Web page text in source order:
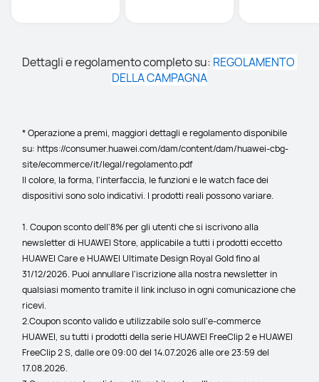
Dettagli e regolamento completo su: REGOLAMENTO
DELLA CAMPAGNA
* Operazione a premi, maggiori dettagli e regolamento disponibile
su: https://consumer.huawei.com/dam/content/dam/huawei-cbg-
site/ecommerce/it/legal/regolamento.pdf
Il colore, la forma, l'interfaccia, le funzioni e le watch face dei
dispositivi sono solo indicativi. I prodotti reali possono variare.
1. Coupon sconto dell'8% per gli utenti che si iscrivono alla
newsletter di HUAWEI Store, applicabile a tutti i prodotti eccetto
HUAWEI Care e HUAWEI Ultimate Design Royal Gold fino al
31/12/2026. Puoi annullare l'iscrizione alla nostra newsletter in
qualsiasi momento tramite il link incluso in ogni comunicazione che
ricevi.
2.Coupon sconto valido e utilizzabile solo sull'e-commerce
HUAWEI, su tutti i prodotti della serie HUAWEI FreeClip 2 e HUAWEI
FreeClip 2 S, dalle ore 09:00 del 14.07.2026 alle ore 23:59 del
17.08.2026.